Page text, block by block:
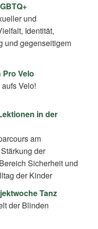
und
Identität,
und gegenseitigem
Velo
Velo!
in der
am
der
Sicherheit und
der Kinder
Tanz
der Blinden